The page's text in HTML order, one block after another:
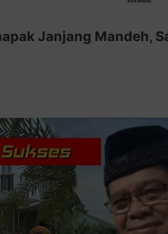
Janjang Mandeh,